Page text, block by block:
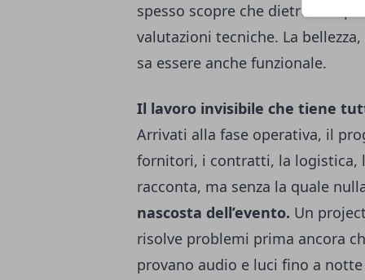
spesso scopre che dietro una
valutazioni tecniche. La
sa essere anche funzionale.
Il lavoro invisibile che tiene
Arrivati alla fase operativa, il
fornitori, i contratti, la logistica,
racconta, ma senza la quale
nascosta dell’evento. Un
risolve problemi prima ancora
provano audio e luci fino a